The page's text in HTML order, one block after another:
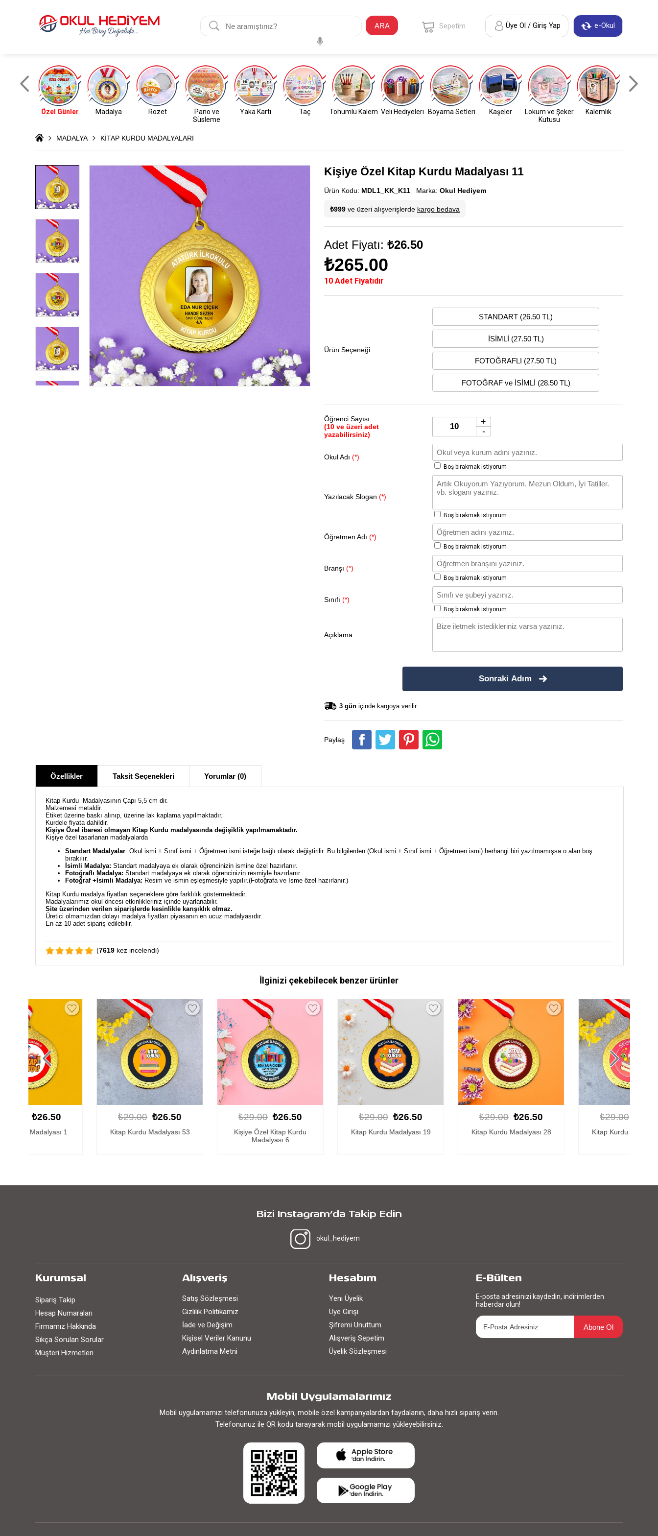
ARA e-Okul
Üye Ol / Giriş Yap
Sepetim
Özel Günler Madalya Rozet
Pano ve
Süsleme
Yaka Kartı Taç Tohumlu Kalem Veli Hediyeleri Boyama Setleri Kaşeler
Lokum ve Şeker
Kutusu
Kalemlik
MADALYA KİTAP KURDU MADALYALARI
Kişiye Özel Kitap Kurdu Madalyası 11
Ürün Kodu: MDL1_KK_K11 Marka: Okul Hediyem
₺999 ve üzeri alışverişlerde kargo bedava
Adet Fiyatı: ₺26.50
₺265.00
10 Adet Fiyatıdır
Ürün Seçeneği
STANDART (26.50 TL)
İSİMLİ (27.50 TL)
FOTOĞRAFLI (27.50 TL)
FOTOĞRAF ve İSİMLİ (28.50 TL)
Öğrenci Sayısı
(10 ve üzeri adet
yazabilirsiniz)
+
-
Okul Adı (*)
Boş bırakmak istiyorum
Yazılacak Slogan (*)
Boş bırakmak istiyorum
Öğretmen Adı (*)
Boş bırakmak istiyorum
Branşı (*)
Boş bırakmak istiyorum
Sınıfı (*)
Boş bırakmak istiyorum
Açıklama
Sonraki Adım
3 gün içinde kargoya verilir.
Paylaş
Özellikler Taksit Seçenekleri Yorumlar (0)
Kitap Kurdu Madalyasının Çapı 5,5 cm dir.
Malzemesi metaldir.
Etiket üzerine baskı alınıp, üzerine lak kaplama yapılmaktadır.
Kurdele fiyata dahildir.
Kişiye Özel ibaresi olmayan Kitap Kurdu madalyasında değişiklik yapılmamaktadır.
Kişiye özel tasarlanan madalyalarda
Standart Madalyalar: Okul ismi + Sınıf ismi + Öğretmen ismi isteğe bağlı olarak değiştirilir. Bu bilgilerden (Okul ismi + Sınıf ismi + Öğretmen ismi) herhangi biri yazılmamışsa o alan boş
bırakılır.
İsimli Madalya: Standart madalyaya ek olarak öğrencinizin ismine özel hazırlanır.
Fotoğraflı Madalya: Standart madalyaya ek olarak öğrencinizin resmiyle hazırlanır.
Fotoğraf +İsimli Madalya: Resim ve ismin eşleşmesiyle yapılır.(Fotoğrafa ve İsme özel hazırlanır.)
Kitap Kurdu madalya fiyatları seçeneklere göre farklılık göstermektedir.
Madalyalarımız okul öncesi etkinlikleriniz içinde uyarlanabilir.
Site üzerinden verilen siparişlerde kesinlikle karışıklık olmaz.
Üretici olmamızdan dolayı madalya fiyatları piyasanın en ucuz madalyasıdır.
En az 10 adet sipariş edilebilir.
(7619 kez incelendi)
İlginizi çekebilecek benzer ürünler
₺29.00 ₺26.50
Kitap Kurdu Madalyası 53
₺29.00 ₺26.50
Kişiye Özel Kitap Kurdu
₺29.00 ₺26.50
Kitap Kurdu Madalyası 19
₺29.00 ₺26.50
Kitap Kurdu Madalyası 28
₺29.00 ₺26.50
Kitap Kurdu Madalyası 25
Bizi Instagram’da Takip Edin
okul_hediyem
Kurumsal
Sipariş Takip
Hesap Numaraları
Firmamız Hakkında
Sıkça Sorulan Sorular
Müşteri Hizmetleri
Alışveriş
Satış Sözleşmesi
Gizlilik Politikamız
İade ve Değişim
Kişisel Veriler Kanunu
Aydınlatma Metni
Hesabım
Yeni Üyelik
Üye Girişi
Şifremi Unuttum
Alışveriş Sepetim
Üyelik Sözleşmesi
E-Bülten
E-posta adresinizi kaydedin, indirimlerden
haberdar olun!
Abone Ol
Mobil Uygulamalarımız
Mobil uygulamamızı telefonunuza yükleyin, mobile özel kampanyalardan faydalanın, daha hızlı sipariş verin.
Telefonunuz ile QR kodu tarayarak mobil uygulamamızı yükleyebilirsiniz.